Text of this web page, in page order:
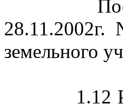
земельного
1.12